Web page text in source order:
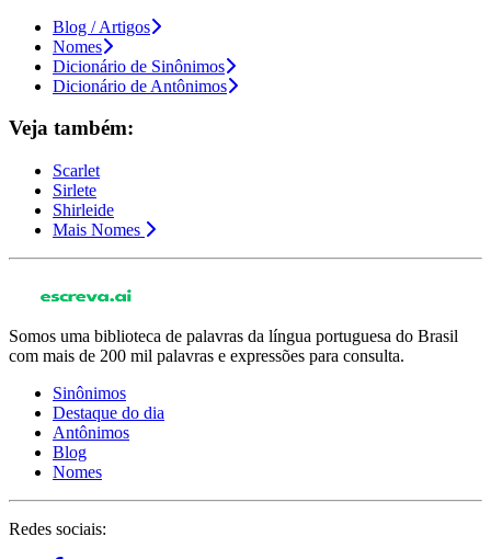
Blog / Artigos
Nomes
Dicionário de Sinônimos
Dicionário de Antônimos
Veja também:
Scarlet
Sirlete
Shirleide
Mais Nomes
Somos uma biblioteca de palavras da língua portuguesa do Brasil
com mais de 200 mil palavras e expressões para consulta.
Sinônimos
Destaque do dia
Antônimos
Blog
Nomes
Redes sociais: